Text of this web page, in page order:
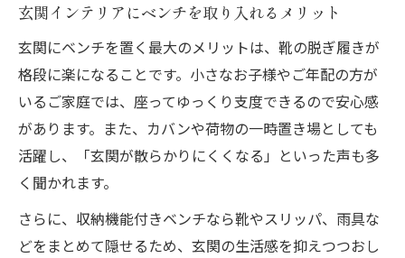
玄関インテリアにベンチを取り入れるメリット
玄関にベンチを置く最大のメリットは、靴の脱ぎ履きが
格段に楽になることです。小さなお子様やご年配の方が
いるご家庭では、座ってゆっくり支度できるので安心感
があります。また、カバンや荷物の一時置き場としても
活躍し、「玄関が散らかりにくくなる」といった声も多
く聞かれます。
さらに、収納機能付きベンチなら靴やスリッパ、雨具な
どをまとめて隠せるため、玄関の生活感を抑えつつおし